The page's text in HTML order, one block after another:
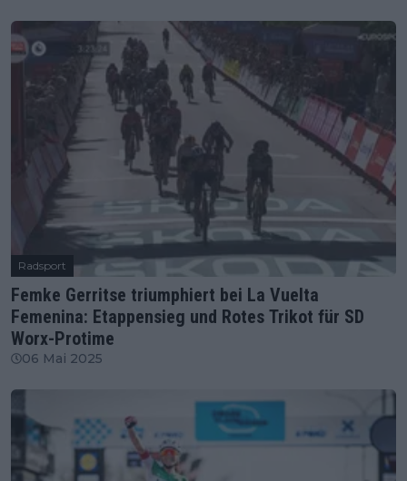
Radsport
Femke Gerritse triumphiert bei La Vuelta
Femenina: Etappensieg und Rotes Trikot für SD
Worx-Protime
06 Mai 2025